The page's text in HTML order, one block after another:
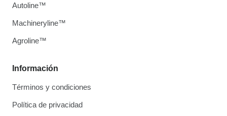
Información
Términos y condiciones
Política de privacidad
Autoline™
Machineryline™
Agroline™